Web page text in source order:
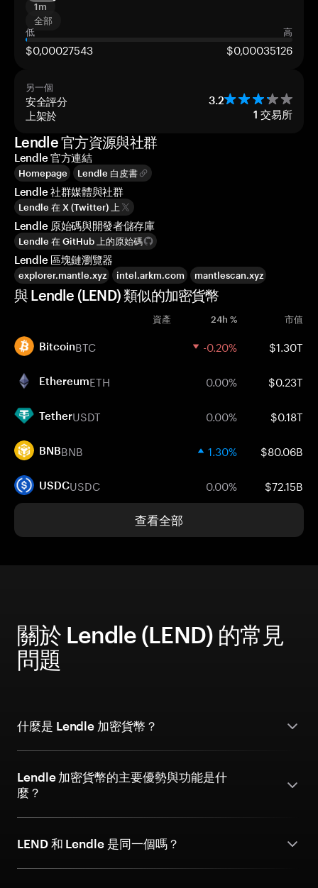
1m
全部
低
高
$0,00027543 $0,00035126
另一個
安全評分 3.2
上架於 1 交易所
Lendle 官方資源與社群
Lendle 官方連結
Homepage Lendle 白皮書
Lendle 社群媒體與社群
Lendle 在 X (Twitter) 上
Lendle 原始碼與開發者儲存庫
Lendle 在 GitHub 上的原始碼
Lendle 區塊鏈瀏覽器
explorer.mantle.xyz intel.arkm.com mantlescan.xyz
與 Lendle (LEND) 類似的加密貨幣
資產 24h % 市值
BitcoinBTC -0.20% $1.30T
EthereumETH 0.00% $0.23T
TetherUSDT 0.00% $0.18T
BNBBNB 1.30% $80.06B
USDCUSDC 0.00% $72.15B
查看全部
關於 Lendle (LEND) 的常見
問題
什麼是 Lendle 加密貨幣？
Lendle 加密貨幣的主要優勢與功能是什
麼？
LEND 和 Lendle 是同一個嗎？